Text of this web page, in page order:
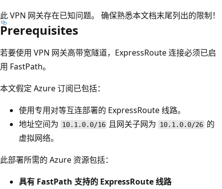
此 VPN 网关存在已知问题。 确保熟悉本文档末尾列出的限制！
Prerequisites
若要使用 VPN 网关高带宽隧道，ExpressRoute 连接必须已启
用 FastPath。
本文假定 Azure 订阅已包括：
使用专用对等互连部署的 ExpressRoute 线路。
地址空间为 10.1.0.0/16 且网关子网为 10.1.0.0/26 的
虚拟网络。
此部署所需的 Azure 资源包括：
具有 FastPath 支持的 ExpressRoute 线路